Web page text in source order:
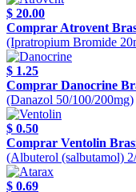
$ 20.00
Comprar Atrovent
(Ipratropium Bromide
$ 1.25
Comprar Danocrine
(Danazol 50/100/200mg)
$ 0.50
Comprar Ventolin
(Albuterol (salbutamol)
$ 0.69